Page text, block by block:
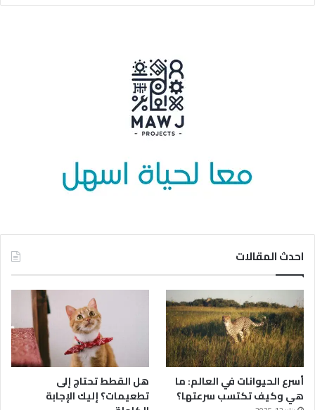
احدث المقالات
أسرع الحيوانات في العالم: ما
هي وكيف تكتسب سرعتها؟
هل القطط تحتاج إلى
تطعيمات؟ إليك الإجابة